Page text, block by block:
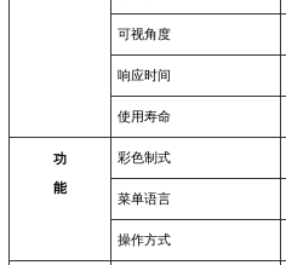
可视角度
响应时间
使用寿命
功
能
彩色制式
菜单语言
操作方式